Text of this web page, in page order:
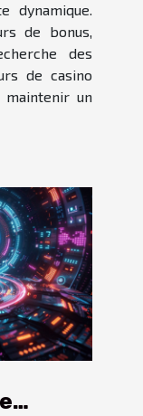
dynamique.
de bonus,
des
de casino
un